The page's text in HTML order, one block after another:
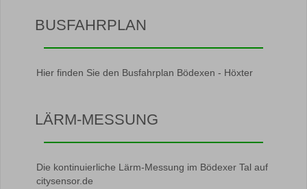
BUSFAHRPLAN
Hier finden Sie den Busfahrplan Bödexen - Höxter
LÄRM-MESSUNG
Die kontinuierliche Lärm-Messung im Bödexer Tal auf
citysensor.de